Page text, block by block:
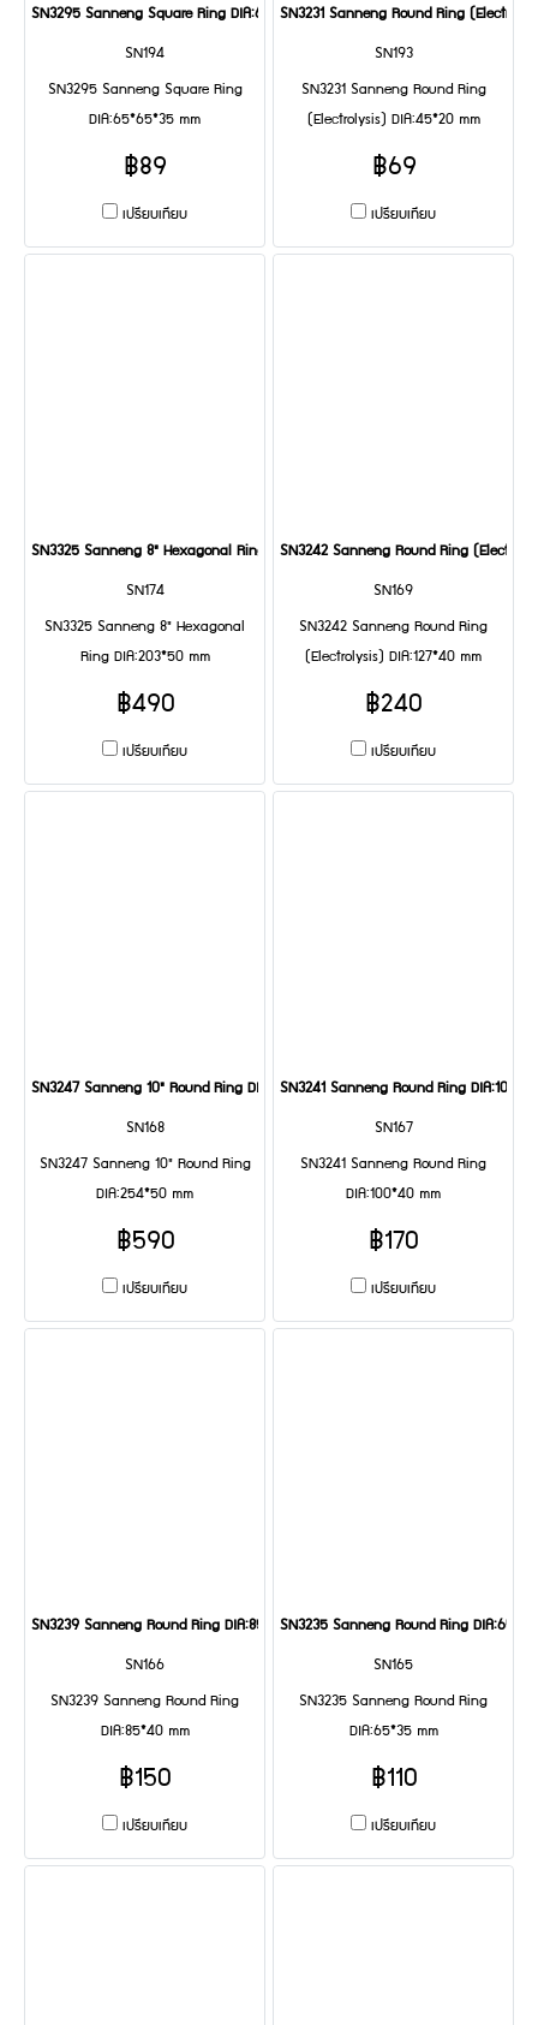
SN3295 Sanneng Square Ring DIA:65*65*35 mm
SN194
SN3295 Sanneng Square Ring
DIA:65*65*35 mm
฿89
เปรียบเทียบ
SN3231 Sanneng Round Ring
SN193
SN3231 Sanneng Round Ring
(Electrolysis) DIA:45*20 mm
฿69
เปรียบเทียบ
SN3325 Sanneng 8" Hexagonal Ring DIA:203*50 mm
SN174
SN3325 Sanneng 8" Hexagonal
Ring DIA:203*50 mm
฿490
เปรียบเทียบ
SN3242 Sanneng Round Ring
SN169
SN3242 Sanneng Round Ring
(Electrolysis) DIA:127*40 mm
฿240
เปรียบเทียบ
SN3247 Sanneng 10" Round Ring DIA:254*50 mm
SN168
SN3247 Sanneng 10" Round Ring
DIA:254*50 mm
฿590
เปรียบเทียบ
SN3241 Sanneng Round Ring
SN167
SN3241 Sanneng Round Ring
DIA:100*40 mm
฿170
เปรียบเทียบ
SN3239 Sanneng Round Ring DIA:85*40 mm
SN166
SN3239 Sanneng Round Ring
DIA:85*40 mm
฿150
เปรียบเทียบ
SN3235 Sanneng Round Ring DIA:65*35
SN165
SN3235 Sanneng Round Ring
DIA:65*35 mm
฿110
เปรียบเทียบ